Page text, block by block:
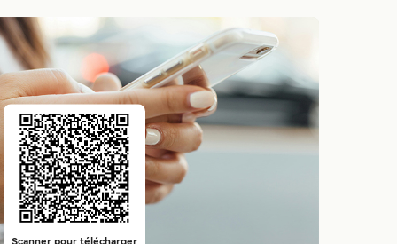
Scanner pour télécharger